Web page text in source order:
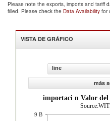
Please note the exports, imports and tariff
filled. Please check the Data Availability for
VISTA DE GRÁFICO
line
más
importaci n Valor del
9 B